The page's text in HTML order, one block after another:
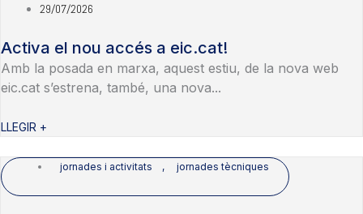
29/07/2026
Activa el nou accés a eic.cat!
Amb la posada en marxa, aquest estiu, de la nova web
eic.cat s’estrena, també, una nova...
LLEGIR +
jornades i activitats , jornades tècniques